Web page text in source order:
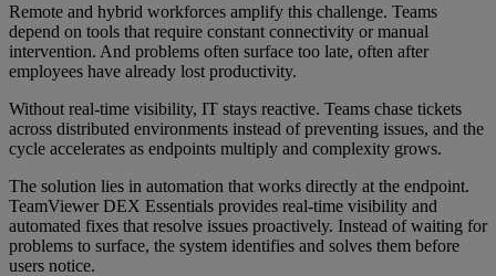
Remote and hybrid workforces amplify this challenge. Teams
depend on tools that require constant connectivity or manual
intervention. And problems often surface too late, often after
employees have already lost productivity.
Without real-time visibility, IT stays reactive. Teams chase tickets
across distributed environments instead of preventing issues, and the
cycle accelerates as endpoints multiply and complexity grows.
The solution lies in automation that works directly at the endpoint.
TeamViewer DEX Essentials provides real-time visibility and
automated fixes that resolve issues proactively. Instead of waiting for
problems to surface, the system identifies and solves them before
users notice.